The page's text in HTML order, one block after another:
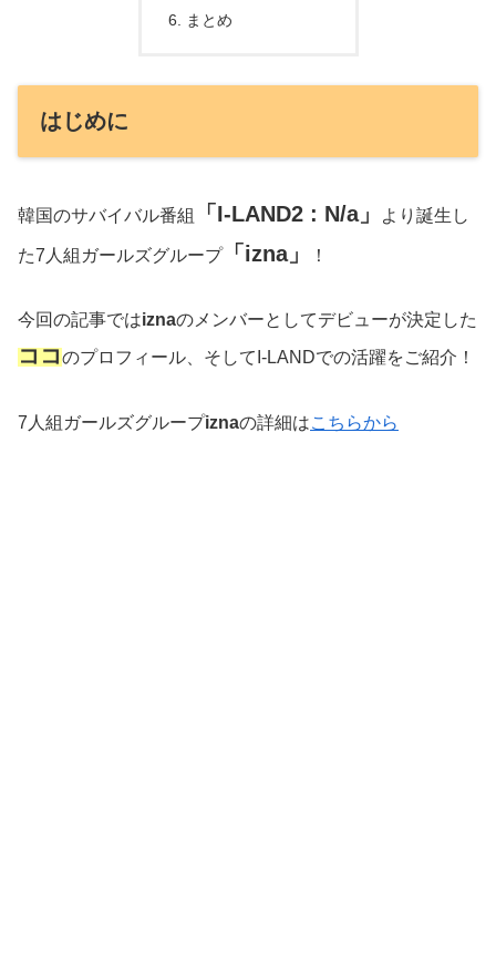
まとめ
はじめに
韓国のサバイバル番組 「I-LAND2 : N/a」 より誕生し
た7人組ガールズグループ「izna」 ！
今回の記事ではiznaのメンバーとしてデビューが決定した
ココのプロフィール、そしてI-LANDでの活躍をご紹介！
7人組ガールズグループiznaの詳細はこちらから